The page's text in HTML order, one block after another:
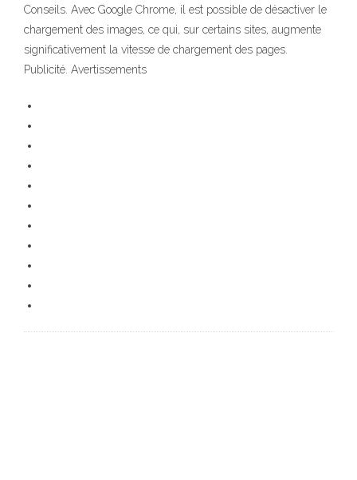
Conseils. Avec Google Chrome, il est possible de désactiver le
chargement des images, ce qui, sur certains sites, augmente
significativement la vitesse de chargement des pages.
Publicité. Avertissements